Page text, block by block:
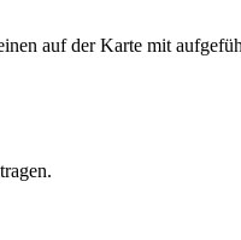
auf der Karte mit